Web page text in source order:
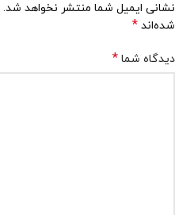
نشانی ایمیل شما منتشر نخواهد شد.
شده‌اند *
دیدگاه شما *